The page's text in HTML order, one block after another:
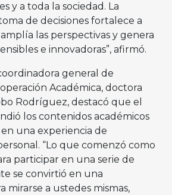
y a toda la sociedad. La
de decisiones fortalece a
las perspectivas y genera
e innovadoras”, afirmó.
general de
Académica, doctora
Rodríguez, destacó que el
los contenidos académicos
una experiencia de
“Lo que comenzó como
participar en una serie de
se convirtió en una
mirarse a ustedes mismas,